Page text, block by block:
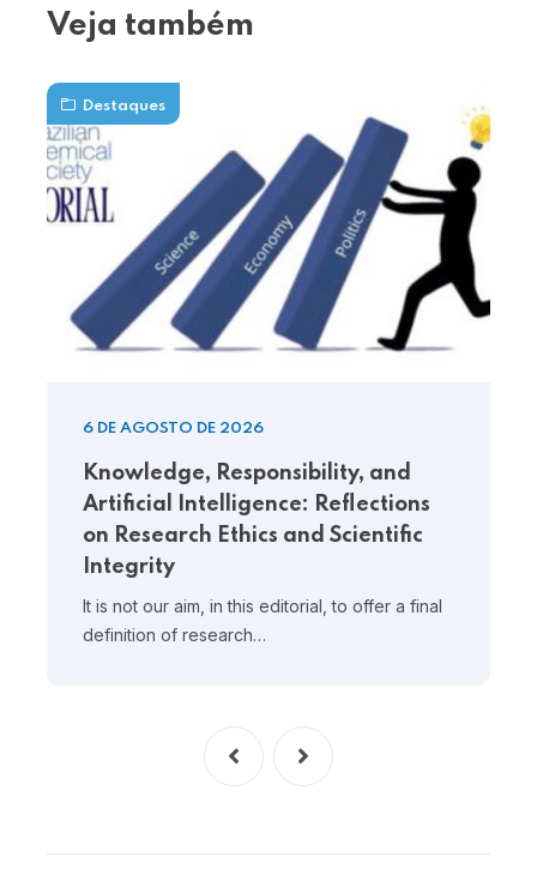
Veja também
Destaques
6 DE AGOSTO DE 2026
Knowledge, Responsibility, and
Artificial Intelligence: Reflections
on Research Ethics and Scientific
Integrity
It is not our aim, in this editorial, to offer a final
definition of research…